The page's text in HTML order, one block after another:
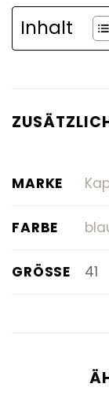
Inhalt
MARKE
FARBE
GRÖSSE 41